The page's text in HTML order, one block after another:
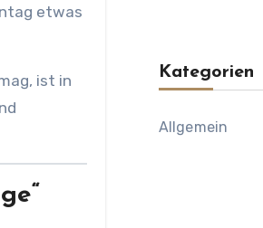
etwas
ist in
Kategorien
Allgemein